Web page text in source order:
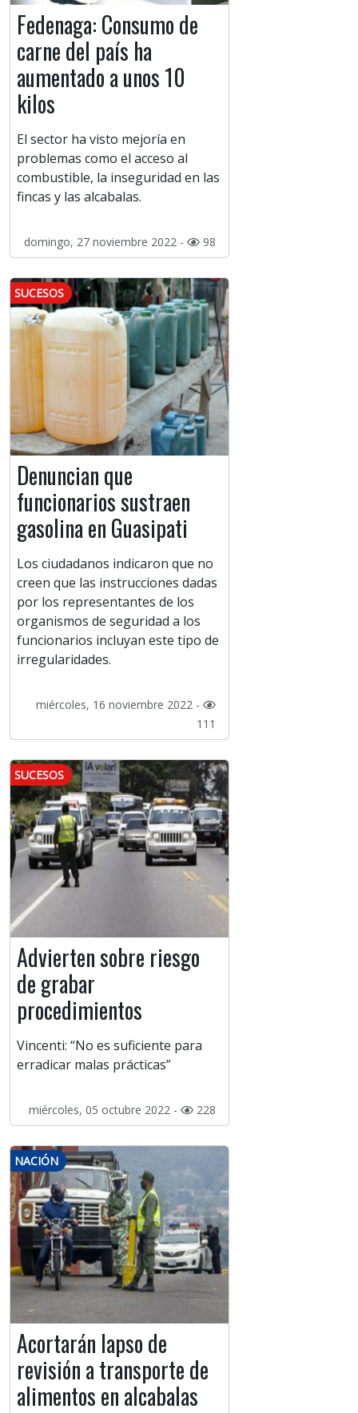
Fedenaga: Consumo de
carne del país ha
aumentado a unos 10
kilos
El sector ha visto mejoría en
problemas como el acceso al
combustible, la inseguridad en las
fincas y las alcabalas.
domingo, 27 noviembre 2022 - 98
SUCESOS
Denuncian que
funcionarios sustraen
gasolina en Guasipati
Los ciudadanos indicaron que no
creen que las instrucciones dadas
por los representantes de los
organismos de seguridad a los
funcionarios incluyan este tipo de
irregularidades.
miércoles, 16 noviembre 2022 -
111
SUCESOS
Advierten sobre riesgo
de grabar
procedimientos
Vincenti: “No es suficiente para
erradicar malas prácticas”
miércoles, 05 octubre 2022 - 228
NACIÓN
Acortarán lapso de
revisión a transporte de
alimentos en alcabalas